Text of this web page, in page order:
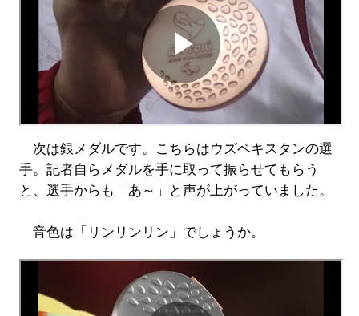
次は銀メダルです。こちらはウズベキスタンの選
手。記者自らメダルを手に取って振らせてもらう
と、選手からも「あ～」と声が上がっていました。
音色は「リンリンリン」でしょうか。